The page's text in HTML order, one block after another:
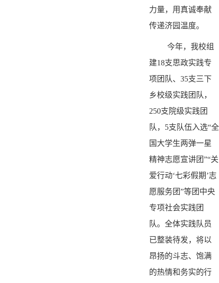
力量，用真诚奉献
传递济园温度。
今年，我校组
建18支思政实践专
项团队、35支三下
乡校级实践团队，
250支院级实践团
队，5支队伍入选“全
国大学生两弹一星
精神志愿宣讲团”“关
爱行动‘七彩假期’志
愿服务团”等团中央
专项社会实践团
队。全体实践队员
已整装待发，将以
昂扬的斗志、饱满
的热情和务实的行